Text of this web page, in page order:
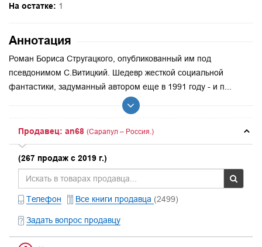
На остатке: 1
Аннотация
Роман Бориса Стругацкого, опубликованный им под
псевдонимом С.Витицкий. Шедевр жесткой социальной
фантастики, задуманный автором еще в 1991 году - и п...
Продавец: an68 (Сарапул – Россия.)
(267 продаж с 2019 г.)
Телефон Все книги продавца (2499)
Задать вопрос продавцу